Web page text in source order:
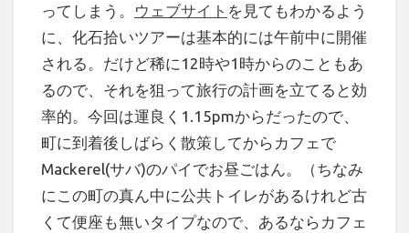
ってしまう。
ウェブサイト を見てもわかるよう
に、化石拾いツアーは基本的には午前中に開催
される。だけど稀に12時や1時からのこともあ
るので、それを狙って旅行の計画を立てると効
率的。今回は運良く1.15pmからだったので、
町に到着後しばらく散策してからカフェで
Mackerel(サバ)のパイでお昼ごはん。（ちなみ
にこの町の真ん中に公共トイレがあるけれど古
くて便座も無いタイプなので、あるならカフェ